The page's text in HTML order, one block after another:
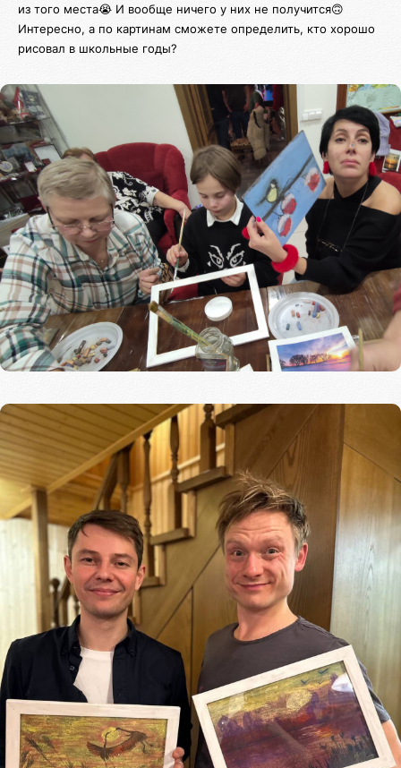
из того места😭 И вообще ничего у них не получится🙃
Интересно, а по картинам сможете определить, кто хорошо
рисовал в школьные годы?